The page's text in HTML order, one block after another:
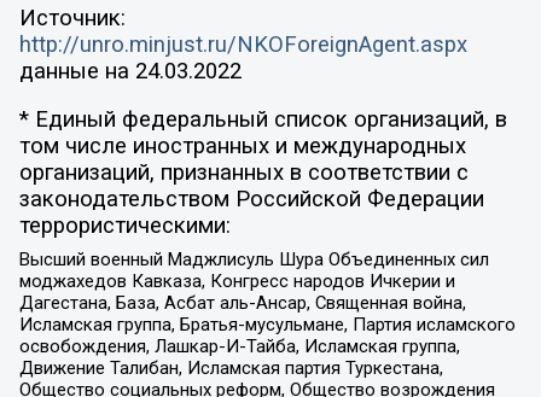
Источник:
http://unro.minjust.ru/NKOForeignAgent.aspx
данные на 24.03.2022
* Единый федеральный список организаций, в
том числе иностранных и международных
организаций, признанных в соответствии с
законодательством Российской Федерации
террористическими:
Высший военный Маджлисуль Шура Объединенных сил
моджахедов Кавказа, Конгресс народов Ичкерии и
Дагестана, База, Асбат аль-Ансар, Священная война,
Исламская группа, Братья-мусульмане, Партия исламского
освобождения, Лашкар-И-Тайба, Исламская группа,
Движение Талибан, Исламская партия Туркестана,
Общество социальных реформ, Общество возрождения